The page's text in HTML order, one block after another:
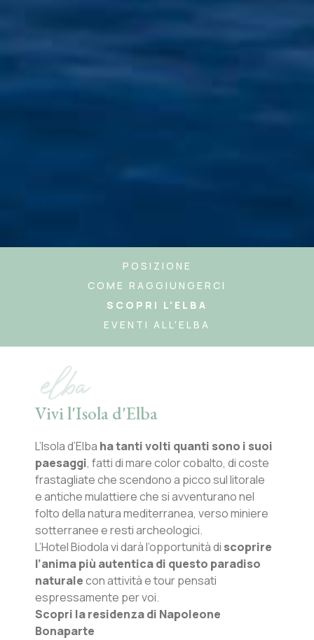
POSIZIONE
COME RAGGIUNGERCI
SCOPRI L'ELBA
EVENTI ALL'ELBA
Vivi l'Isola d'Elba
elba
L’Isola d’Elba ha tanti volti quanti sono i suoi
paesaggi, fatti di mare color cobalto, di coste
frastagliate che scendono a picco sul litorale
e antiche mulattiere che si avventurano nel
folto della natura mediterranea, verso miniere
sotterranee e resti archeologici.
L’Hotel Biodola vi darà l’opportunità di scoprire
l’anima più autentica di questo paradiso
naturalecon attività e tour pensati
espressamente per voi.
Scopri la residenza di Napoleone
Bonaparte